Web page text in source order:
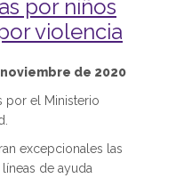
por niños
violencia
de 2020
por el Ministerio
excepcionales las
de ayuda